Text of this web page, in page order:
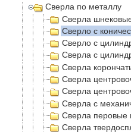
Сверла по металлу
Сверла
Сверло с
Сверло с
Сверла с
Сверла
Сверла
Сверла
Сверла с
Сверла перовые
Сверла